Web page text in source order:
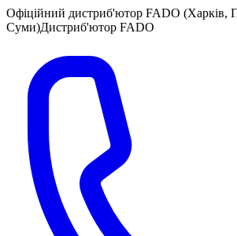
Офіційний дистриб'ютор FADO (Харків,
Суми)Дистриб'ютор FADO